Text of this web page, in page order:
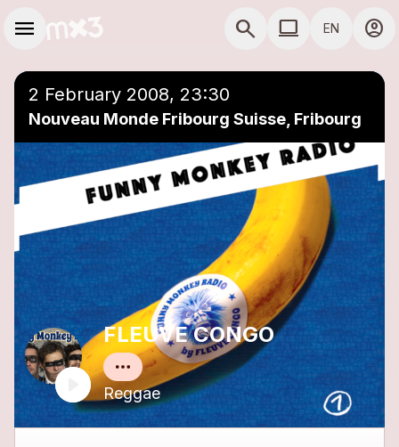
menu search COMPUTER USE
computer EN account_circle
2 February 2008, 23:30
Nouveau Monde Fribourg Suisse, Fribourg
FLEUVE CONGO
Reggae
Add to a playlist close